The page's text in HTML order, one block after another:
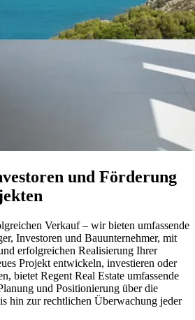
und Förderung
Verkauf – wir bieten umfassende
Investoren und Bauunternehmer, mit
erfolgreichen Realisierung Ihrer
Projekt entwickeln, investieren oder
bietet Regent Real Estate umfassende
und Positionierung über die
hin zur rechtlichen Überwachung jeder